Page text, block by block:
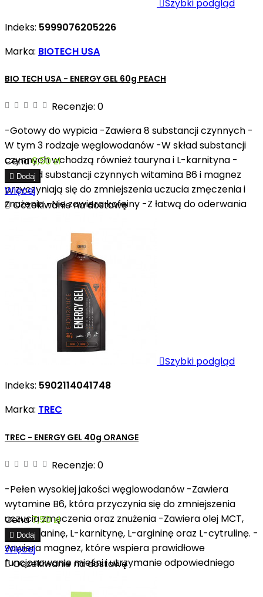
Szybki podgląd
Indeks: 5999076205226
Marka: BIOTECH USA
BIO TECH USA - ENERGY GEL 60g PEACH
Recenzje: 0
-Gotowy do wypicia -Zawiera 8 substancji czynnych -
W tym 3 rodzaje węglowodanów -W skład substancji
czynnych wchodzą również tauryna i L-karnityna -
Spośród substancji czynnych witamina B6 i magnez
przyczyniają się do zmniejszenia uczucia zmęczenia i
znużenia -Nie zawiera kofeiny -Z łatwą do oderwania
Cena6,50 zł
 Dodaj
Więcej
Oczekiwanie na dostawę
Szybki podgląd
Indeks: 5902114041748
Marka: TREC
TREC - ENERGY GEL 40g ORANGE
Recenzje: 0
-Pełen wysokiej jakości węglowodanów -Zawiera
wytamine B6, która przyczynia się do zmniejszenia
uczucia zmęczenia oraz znużenia -Zawiera olej MCT,
beta-alaninę, L-karnitynę, L-argininę oraz L-cytrulinę. -
Zawiera magnez, które wspiera prawidłowe
funcjonowanie mieśni i utrzymanie odpowiedniego
Cena7,50 zł
 Dodaj
Więcej
Oczekiwanie na dostawę